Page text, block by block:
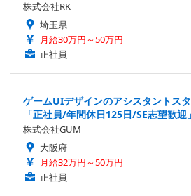
株式会社RK
埼玉県
月給30万円～50万円
正社員
ゲームUIデザインのアシスタントス
「正社員/年間休日125日/SE志望歓
株式会社GUM
大阪府
月給32万円～50万円
正社員